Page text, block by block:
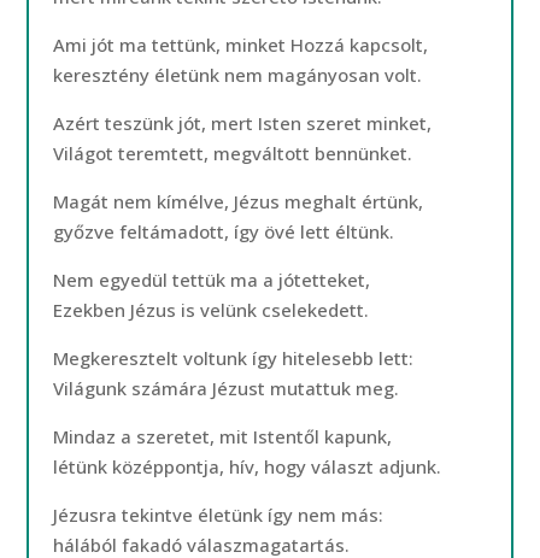
Ami jót ma tettünk, minket Hozzá kapcsolt,
keresztény életünk nem magányosan volt.
Azért teszünk jót, mert Isten szeret minket,
Világot teremtett, megváltott bennünket.
Magát nem kímélve, Jézus meghalt értünk,
győzve feltámadott, így övé lett éltünk.
Nem egyedül tettük ma a jótetteket,
Ezekben Jézus is velünk cselekedett.
Megkeresztelt voltunk így hitelesebb lett:
Világunk számára Jézust mutattuk meg.
Mindaz a szeretet, mit Istentől kapunk,
létünk középpontja, hív, hogy választ adjunk.
Jézusra tekintve életünk így nem más:
hálából fakadó válaszmagatartás.